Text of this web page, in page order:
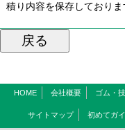
積り内容を保存しておりま
HOME 会社概要 ゴム・
サイトマップ 初めてガ